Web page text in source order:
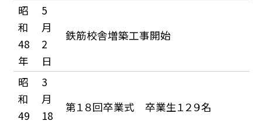
昭
和
48
年
5
月
2
日
鉄筋校舎増築工事開始
昭
和
49
3
月
18
第１８回卒業式 卒業生１２９名